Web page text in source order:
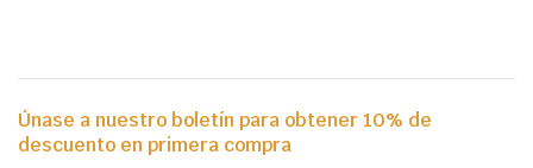
Únase a nuestro boletín para obtener 10% de
descuento en primera compra